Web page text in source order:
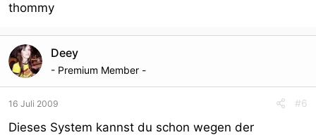
thommy
Deey
- Premium Member -
16 Juli 2009 #6
Dieses System kannst du schon wegen der